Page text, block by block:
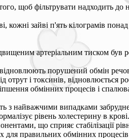
щоб фільтрувати надходить до
кожні зайві п'ять кілограмів
артеріальним тиском
порушений обмін
отрут і токсинів,
обмінних процесів і
з найважчими випадками
рівень холестерину в крові.
що сприяє стабілізації
правильних обмінних